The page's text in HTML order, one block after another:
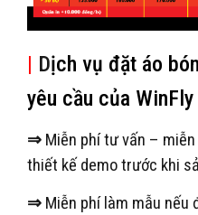
| Dịch vụ đặt áo
yêu cầu của
⇒ Miễn phí tư vấn –
thiết kế demo trước khi
⇒ Miễn phí làm mẫu nếu